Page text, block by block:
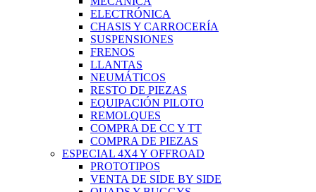
ELECTRÓNICA
CHASIS Y CARROCERÍA
SUSPENSIONES
FRENOS
LLANTAS
NEUMÁTICOS
RESTO DE PIEZAS
EQUIPACIÓN PILOTO
REMOLQUES
COMPRA DE CC Y TT
COMPRA DE PIEZAS
ESPECIAL 4X4 Y OFFROAD
PROTOTIPOS
VENTA DE SIDE BY SIDE